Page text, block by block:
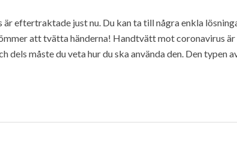
eftertraktade just nu. Du kan ta till några enkla
att tvätta händerna! Handtvätt mot coronavirus är
dels måste du veta hur du ska använda den. Den typen